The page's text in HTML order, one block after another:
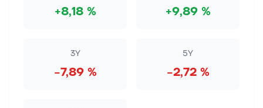
+8,18 % +9,89 %
3Y
−7,89 %
5Y
−2,72 %